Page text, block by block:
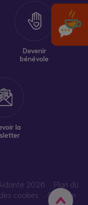
Devenir
bénévole
la
2026
Plan du
cookies
Création